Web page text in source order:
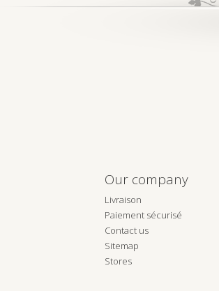
Our company
Livraison
Paiement sécurisé
Contact us
Sitemap
Stores